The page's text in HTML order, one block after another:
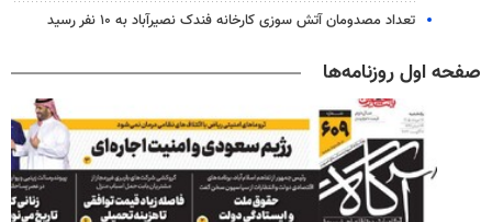
تعداد مصدومان آتش سوزی کارخانه فندک نصیرآباد به ۱۰ نفر رسید
صفحه اول روزنامه‌ها